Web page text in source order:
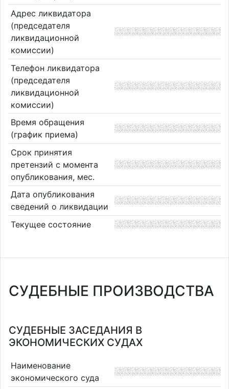
Адрес ликвидатора
(председателя
ликвидационной
комиссии)
Телефон ликвидатора
(председателя
ликвидационной
комиссии)
Время обращения
(график приема)
Срок принятия
претензий с момента
опубликования, мес.
Дата опубликования
сведений о ликвидации
Текущее состояние
СУДЕБНЫЕ ПРОИЗВОДСТВА
СУДЕБНЫЕ ЗАСЕДАНИЯ В
ЭКОНОМИЧЕСКИХ СУДАХ
Наименование
экономического суда